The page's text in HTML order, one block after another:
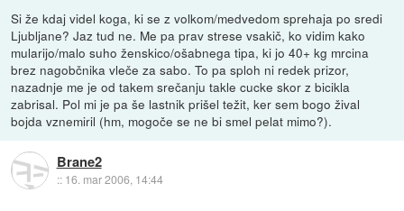
Si že kdaj videl koga, ki se z volkom/medvedom sprehaja po sredi
Ljubljane? Jaz tud ne. Me pa prav strese vsakič, ko vidim kako
mularijo/malo suho ženskico/ošabnega tipa, ki jo 40+ kg mrcina
brez nagobčnika vleče za sabo. To pa sploh ni redek prizor,
nazadnje me je od takem srečanju takle cucke skor z bicikla
zabrisal. Pol mi je pa še lastnik prišel težit, ker sem bogo žival
bojda vznemiril (hm, mogoče se ne bi smel pelat mimo?).
Brane2
:: 16. mar 2006, 14:44